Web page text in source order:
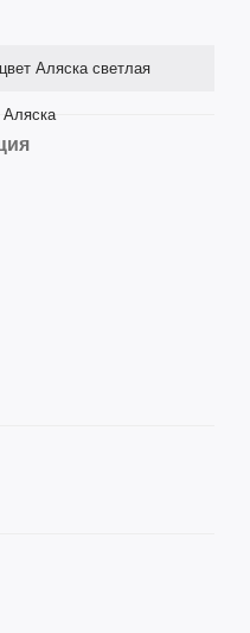
Аляска светлая
Аляска